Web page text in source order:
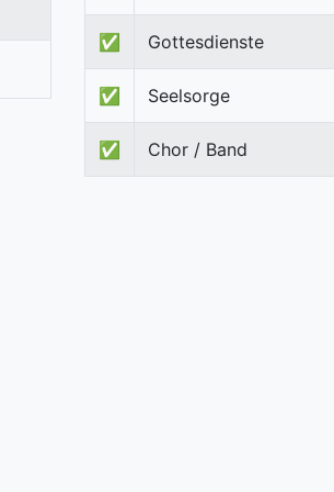
✅ Gottesdienste
✅ Seelsorge
✅ Chor / Band